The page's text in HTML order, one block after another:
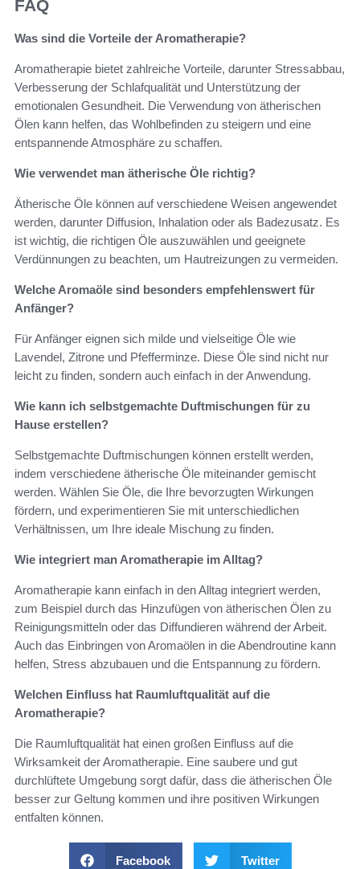
FAQ
Was sind die Vorteile der Aromatherapie?
Aromatherapie bietet zahlreiche Vorteile, darunter Stressabbau,
Verbesserung der Schlafqualität und Unterstützung der
emotionalen Gesundheit. Die Verwendung von ätherischen
Ölen kann helfen, das Wohlbefinden zu steigern und eine
entspannende Atmosphäre zu schaffen.
Wie verwendet man ätherische Öle richtig?
Ätherische Öle können auf verschiedene Weisen angewendet
werden, darunter Diffusion, Inhalation oder als Badezusatz. Es
ist wichtig, die richtigen Öle auszuwählen und geeignete
Verdünnungen zu beachten, um Hautreizungen zu vermeiden.
Welche Aromaöle sind besonders empfehlenswert für
Anfänger?
Für Anfänger eignen sich milde und vielseitige Öle wie
Lavendel, Zitrone und Pfefferminze. Diese Öle sind nicht nur
leicht zu finden, sondern auch einfach in der Anwendung.
Wie kann ich selbstgemachte Duftmischungen für zu
Hause erstellen?
Selbstgemachte Duftmischungen können erstellt werden,
indem verschiedene ätherische Öle miteinander gemischt
werden. Wählen Sie Öle, die Ihre bevorzugten Wirkungen
fördern, und experimentieren Sie mit unterschiedlichen
Verhältnissen, um Ihre ideale Mischung zu finden.
Wie integriert man Aromatherapie im Alltag?
Aromatherapie kann einfach in den Alltag integriert werden,
zum Beispiel durch das Hinzufügen von ätherischen Ölen zu
Reinigungsmitteln oder das Diffundieren während der Arbeit.
Auch das Einbringen von Aromaölen in die Abendroutine kann
helfen, Stress abzubauen und die Entspannung zu fördern.
Welchen Einfluss hat Raumluftqualität auf die
Aromatherapie?
Die Raumluftqualität hat einen großen Einfluss auf die
Wirksamkeit der Aromatherapie. Eine saubere und gut
durchlüftete Umgebung sorgt dafür, dass die ätherischen Öle
besser zur Geltung kommen und ihre positiven Wirkungen
entfalten können.
Facebook Twitter